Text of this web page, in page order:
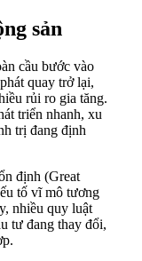
sản
cầu bước vào
quay trở lại,
rủi ro gia tăng.
triển nhanh, xu
trị đang định
định (Great
tố vĩ mô tương
nhiều quy luật
tư đang thay đổi,